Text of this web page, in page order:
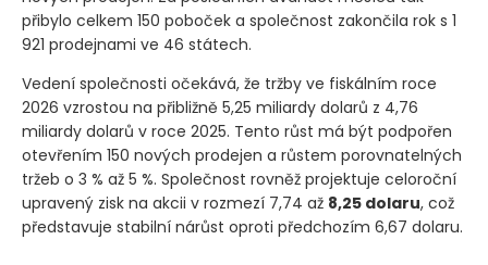
přibylo celkem 150 poboček a společnost zakončila rok s 1
921 prodejnami ve 46 státech.
Vedení společnosti očekává, že tržby ve fiskálním roce
2026 vzrostou na přibližně 5,25 miliardy dolarů z 4,76
miliardy dolarů v roce 2025. Tento růst má být podpořen
otevřením 150 nových prodejen a růstem porovnatelných
tržeb o 3 % až 5 %. Společnost rovněž projektuje celoroční
upravený zisk na akcii v rozmezí 7,74 až 8,25 dolaru, což
představuje stabilní nárůst oproti předchozím 6,67 dolaru.